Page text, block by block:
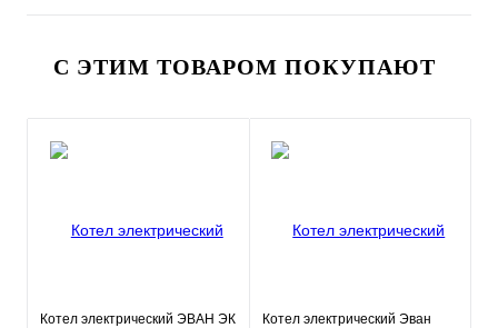
С ЭТИМ ТОВАРОМ ПОКУПАЮТ
Котел электрический ЭВАН ЭК
Котел электрический Эван